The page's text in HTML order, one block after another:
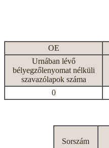
OE
Urnában lévő
bélyegzőlenyomat nélküli
szavazólapok száma
0
Sorszám